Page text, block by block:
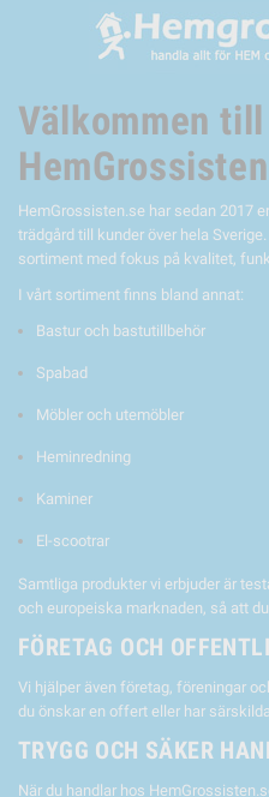
Välkommen till
HemGrossisten.se har sedan 2017
trädgård till kunder över hela
sortiment med fokus på kvalitet,
I vårt sortiment finns bland annat:
Bastur och bastutillbehör
Spabad
Möbler och utemöbler
Heminredning
Kaminer
El-scootrar
Samtliga produkter vi erbjuder är
och europeiska marknaden, så att
FÖRETAG OCH
Vi hjälper även företag, föreningar
du önskar en offert eller har
TRYGG OCH SÄKER
När du handlar hos